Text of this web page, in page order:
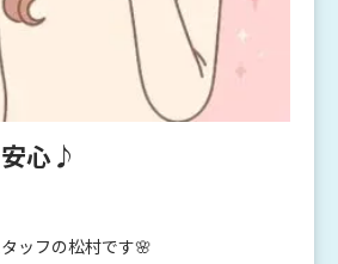
心♪
ッフの松村です🌸